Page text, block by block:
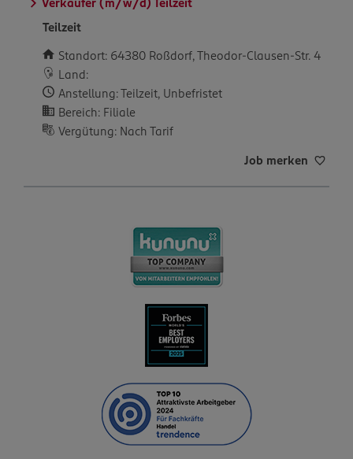
Teilzeit
Standort: 64380 Roßdorf, Theodor-Clausen-Str. 4
Land:
Anstellung: Teilzeit, Unbefristet
Bereich: Filiale
Vergütung: Nach Tarif
Job merken